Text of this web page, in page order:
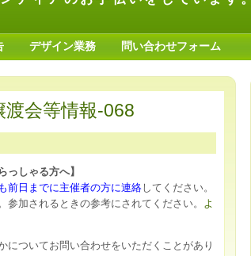
デザイン業務 問い合わせフォーム
会等情報-068
っしゃる方へ】
前日までに主催者の方に連絡してください。
加されるときの参考にされてください。
よ
についてお問い合わせをいただくことがあり